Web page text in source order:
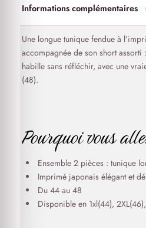
Informations complémentaires
Une longue tunique fendue à
accompagnée de son short assorti
habille sans réfléchir, avec une
(48).
Pourquoi vous
Ensemble 2 pièces : tunique
Imprimé japonais élégant et
Du 44 au 48
Disponible en 1xl(44),